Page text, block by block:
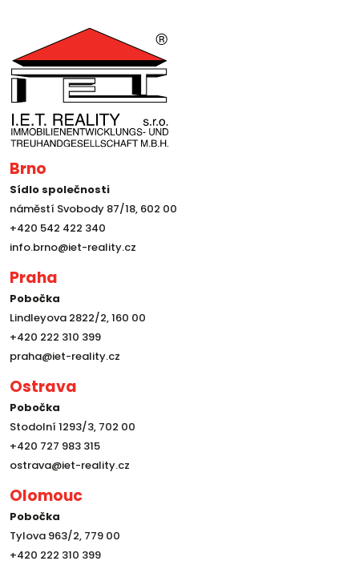
Brno
Sídlo společnosti
náměstí Svobody 87/18, 602 00
+420 542 422 340
info.brno@iet-reality.cz
Praha
Pobočka
Lindleyova 2822/2, 160 00
+420 222 310 399
praha@iet-reality.cz
Ostrava
Pobočka
Stodolní 1293/3, 702 00
+420 727 983 315
ostrava@iet-reality.cz
Olomouc
Pobočka
Tylova 963/2, 779 00
+420 222 310 399